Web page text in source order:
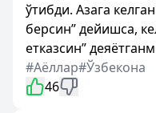
ўтибди. Азага
берсин” дейишса,
етказсин”
#Аёллар#Ўзбекона
46